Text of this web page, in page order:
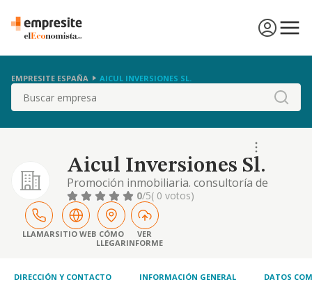
EMPRESITE ESPAÑA AICUL INVERSIONES SL.
Buscar
Aicul Inversiones Sl.
Promoción inmobiliaria. consultoría de
gestión empresarial. actuar como sociedad
holding mediante la participación en el
capital de entidades, dirigiendo y
gestionando dichas participaciones, y, en su
caso, las actividades desarrolladas por éstas,
asesoramiento
0/5( 0 votos)
LLAMARSITIO WEB CÓMO
LLEGAR
VER
INFORME
DIRECCIÓN Y CONTACTO INFORMACIÓN GENERAL DATOS